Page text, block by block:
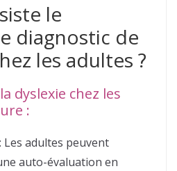
le
diagnostic de
les adultes ?
dyslexie chez les
:
: Les adultes peuvent
auto-évaluation en